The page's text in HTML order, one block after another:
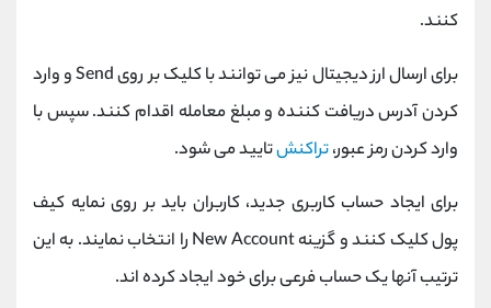
کنند.
برای ارسال ارز دیجیتال نیز می توانند با کلیک بر روی Send و وارد
کردن آدرس دریافت کننده و مبلغ معامله اقدام کنند. سپس با
وارد کردن رمز عبور،تراکنشتایید می شود.
برای ایجاد حساب کاربری جدید، کاربران باید بر روی نمایه کیف
پول کلیک کنند و گزینه New Account را انتخاب نمایند. به این
ترتیب آنها یک حساب فرعی برای خود ایجاد کرده اند.